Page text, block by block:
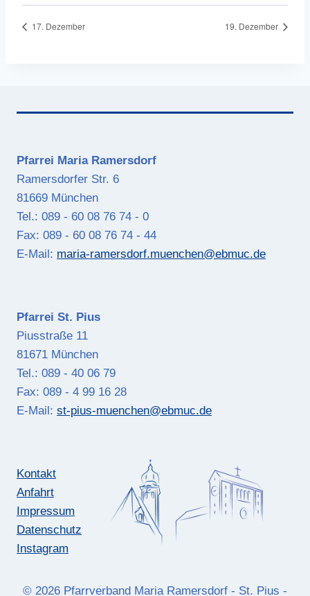
17. Dezember 19. Dezember
Pfarrei Maria Ramersdorf
Ramersdorfer Str. 6
81669 München
Tel.: 089 - 60 08 76 74 - 0
Fax: 089 - 60 08 76 74 - 44
E-Mail: maria-ramersdorf.muenchen@ebmuc.de
Pfarrei St. Pius
Piusstraße 11
81671 München
Tel.: 089 - 40 06 79
Fax: 089 - 4 99 16 28
E-Mail: st-pius-muenchen@ebmuc.de
Kontakt
Anfahrt
Impressum
Datenschutz
Instagram
© 2026 Pfarrverband Maria Ramersdorf - St. Pius -